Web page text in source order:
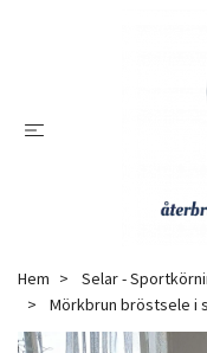
Hem
Selar -
Mörkbrun bröstsele i